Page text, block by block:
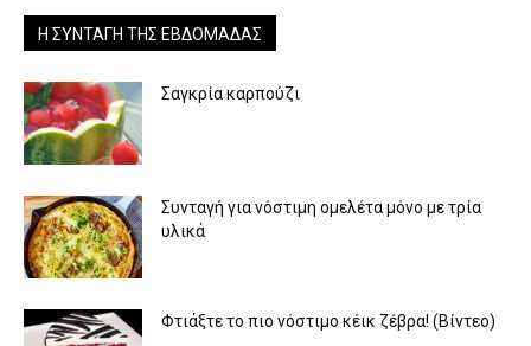
Η ΣΥΝΤΑΓΉ ΤΗΣ ΕΒΔΟΜΆΔΑΣ
Σαγκρία καρπούζι
Συνταγή για νόστιμη ομελέτα μόνο με τρία
υλικά
Φτιάξτε το πιο νόστιμο κέικ ζέβρα! (Βίντεο)